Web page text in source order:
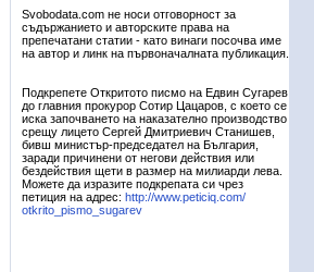
Svobodata.com не носи отговорност за
съдържанието и авторските права на
препечатани статии - като винаги посочва име
на автор и линк на първоначалната публикация.
Подкрепете Откритото писмо на Едвин Сугарев
до главния прокурор Сотир Цацаров, с което се
иска започването на наказателно производство
срещу лицето Сергей Дмитриевич Станишев,
бивш министър-председател на България,
заради причинени от негови действия или
бездействия щети в размер на милиарди лева.
Можете да изразите подкрепата си чрез
петиция на адрес: http://www.peticiq.com/
otkrito_pismo_sugarev